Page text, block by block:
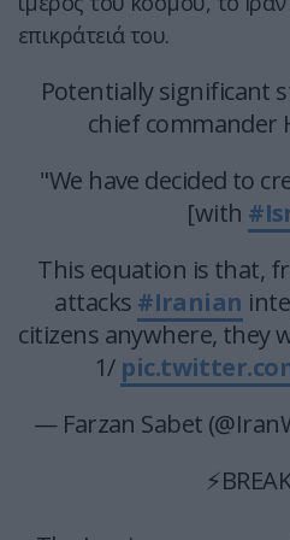
επικράτειά του.
Potentially significant
chief commander
"We have decided to
[with
This equation is that,
attacks #Iranian
citizens anywhere, they
1/
— Farzan Sabet